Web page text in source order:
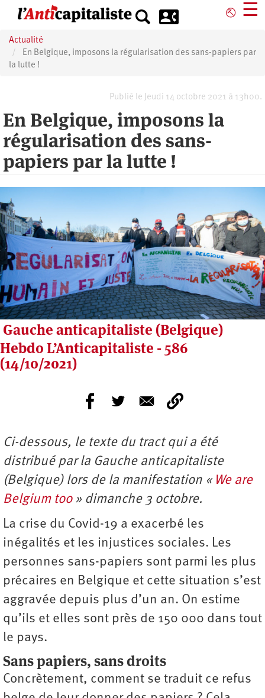
principal
⎋ ☰
Actualité
En Belgique, imposons la régularisation des sans-papiers par
la lutte !
Publié le Jeudi 14 octobre 2021 à 13h00.
En Belgique, imposons la
régularisation des sans-
papiers par la lutte !
Gauche anticapitaliste (Belgique)
Hebdo L’Anticapitaliste - 586
(14/10/2021)
Ci-dessous, le texte du tract qui a été
distribué par la Gauche anticapitaliste
(Belgique) lors de la manifestation « We are
Belgium too» dimanche 3 octobre.
La crise du Covid-19 a exacerbé les
inégalités et les injustices sociales. Les
personnes sans-papiers sont parmi les plus
précaires en Belgique et cette situation s’est
aggravée depuis plus d’un an. On estime
qu’ils et elles sont près de 150 000 dans tout
le pays.
Sans papiers, sans droits
Concrètement, comment se traduit ce refus